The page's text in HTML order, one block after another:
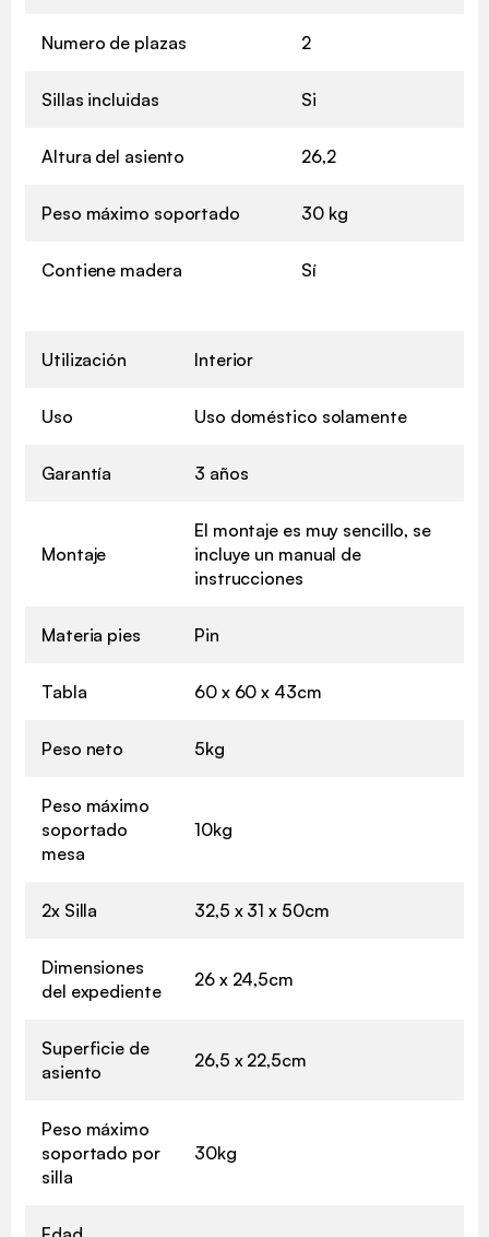
Numero de plazas 2
Sillas incluidas Si
Altura del asiento 26,2
Peso máximo soportado 30 kg
Contiene madera Sí
Utilización Interior
Uso Uso doméstico solamente
Garantía 3 años
Montaje
El montaje es muy sencillo, se
incluye un manual de
instrucciones
Materia pies Pin
Tabla 60 x 60 x 43cm
Peso neto 5kg
Peso máximo
soportado
mesa
10kg
2x Silla 32,5 x 31 x 50cm
Dimensiones
del expediente
26 x 24,5cm
Superficie de
asiento
26,5 x 22,5cm
Peso máximo
soportado por
silla
30kg